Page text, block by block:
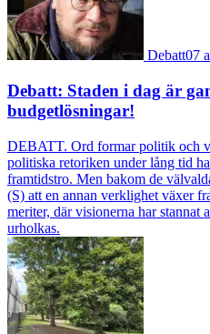
Debatt07
Debatt: Staden i dag är
budgetlösningar!
DEBATT. Ord formar politik och
politiska retoriken under lång tid
framtidstro. Men bakom de
(S) att en annan verklighet växer
meriter, där visionerna har stannat
urholkas.